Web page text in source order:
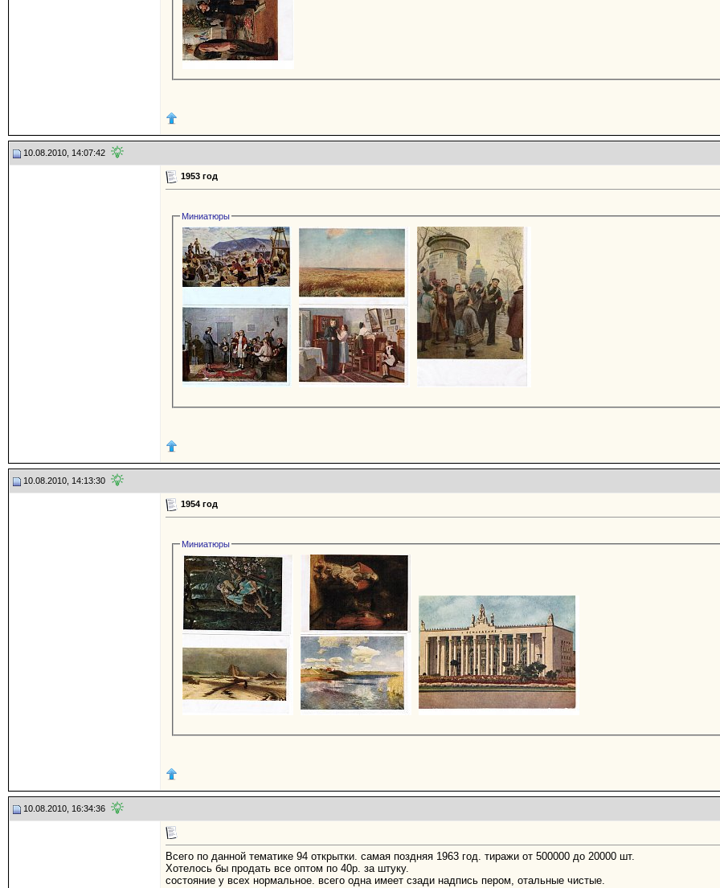
10.08.2010, 14:07:42
1953 год
Миниатюры
10.08.2010, 14:13:30
1954 год
Миниатюры
10.08.2010, 16:34:36
Всего по данной тематике 94 открытки. самая поздняя 1963 год. тиражи от 500000 до 20000 шт.
Хотелось бы продать все оптом по 40р. за штуку.
состояние у всех нормальное. всего одна имеет сзади надпись пером, отальные чистые.